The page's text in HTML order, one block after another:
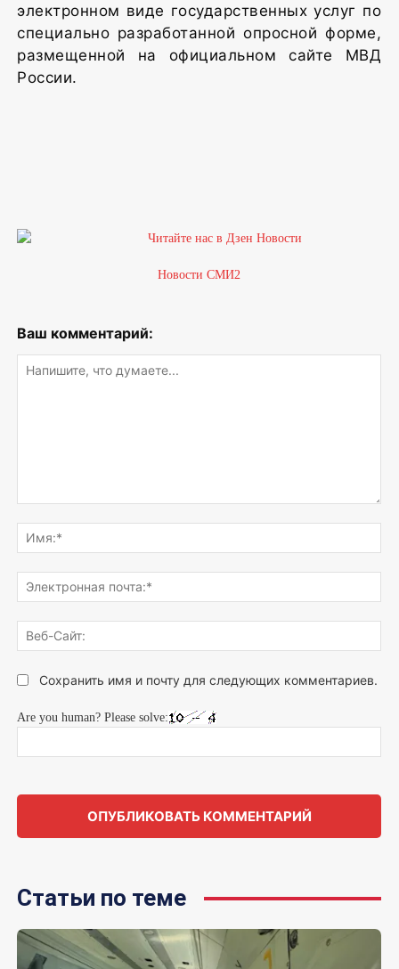
электронном виде государственных услуг по
специально разработанной опросной форме,
размещенной на официальном сайте МВД
России.
Новости СМИ2
Ваш комментарий:
что
думаете...
Сохранить имя и почту для следующих комментариев.
Are you human? Please solve:
Статьи по теме